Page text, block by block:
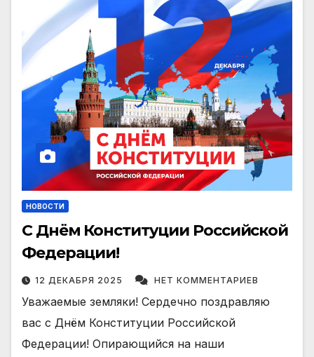
НОВОСТИ
С Днём Конституции Российской
Федерации!
12 ДЕКАБРЯ 2025 НЕТ КОММЕНТАРИЕВ
Уважаемые земляки! Сердечно поздравляю
вас с Днём Конституции Российской
Федерации! Опирающийся на наши